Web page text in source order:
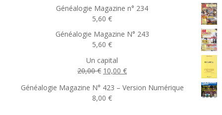
Généalogie Magazine n° 234
5,60 €
Généalogie Magazine N° 243
5,60 €
Un capital
20,00€ Le
initial
était :
10,00 €Le
actuel
Généalogie Magazine N° 423 – Version Numérique
8,00 €